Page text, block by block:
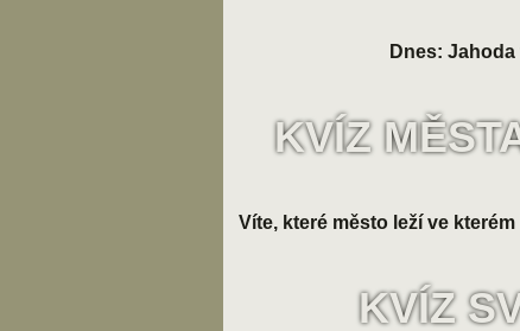
Dnes: Jahoda
KVÍZ
Víte, které město leží ve
KVÍZ